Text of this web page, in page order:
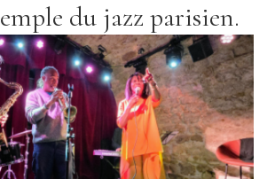
du jazz parisien.